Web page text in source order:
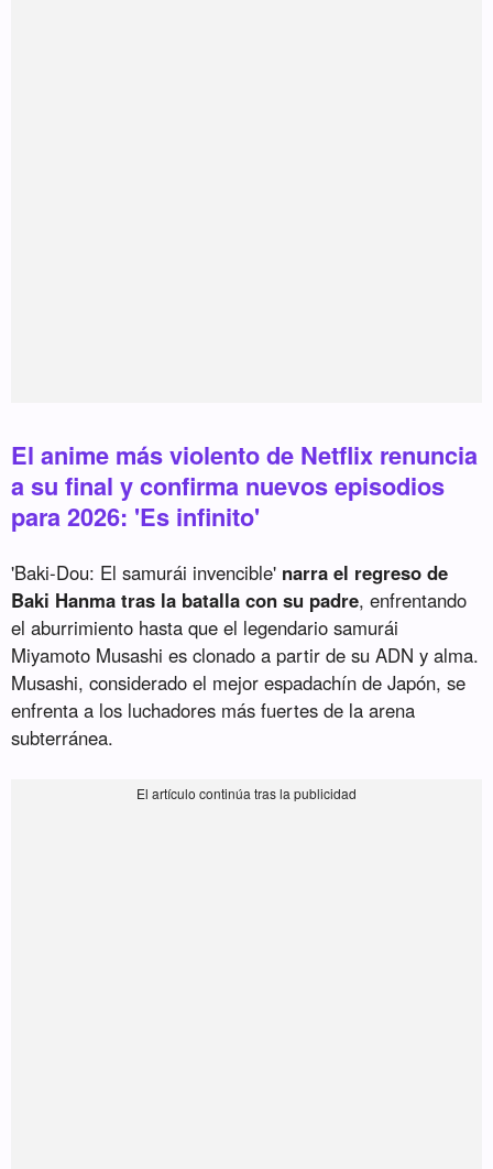
El anime más violento de Netflix renuncia
a su final y confirma nuevos episodios
para 2026: 'Es infinito'
'Baki-Dou: El samurái invencible' narra el regreso de
Baki Hanma tras la batalla con su padre, enfrentando
el aburrimiento hasta que el legendario samurái
Miyamoto Musashi es clonado a partir de su ADN y alma.
Musashi, considerado el mejor espadachín de Japón, se
enfrenta a los luchadores más fuertes de la arena
subterránea.